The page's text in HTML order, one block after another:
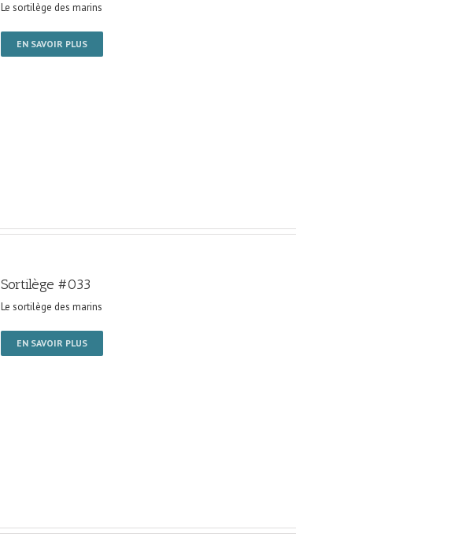
Le sortilège des marins
EN SAVOIR PLUS
Sortilège #033
Le sortilège des marins
EN SAVOIR PLUS